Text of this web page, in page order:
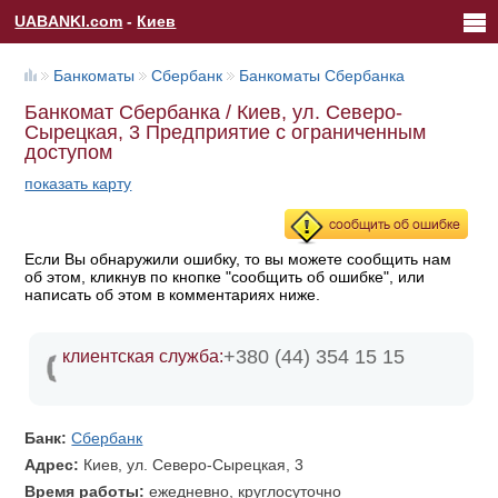
UABANKI.com - Киев
Банкоматы Сбербанк Банкоматы Сбербанка
Банкомат Сбербанка / Киев, ул. Северо-
Сырецкая, 3 Предприятие с ограниченным
доступом
показать карту
Если Вы обнаружили ошибку, то вы можете сообщить нам
об этом, кликнув по кнопке "сообщить об ошибке", или
написать об этом в комментариях ниже.
клиентская служба:+380 (44) 354 15 15
Банк:Сбербанк
Адрес: Киев, ул. Северо-Сырецкая, 3
Время работы:ежедневно, круглосуточно